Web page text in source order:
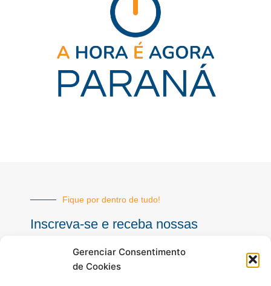
Gerenciar Consentimento
de Cookies
Fique por dentro de tudo!
Inscreva-se e receba nossas